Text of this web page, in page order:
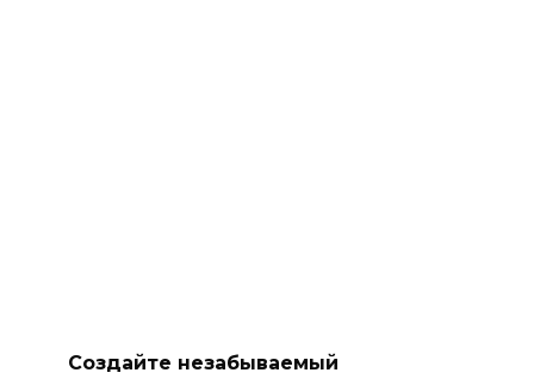
Создайте незабываемый